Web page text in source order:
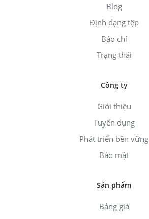
Blog
Định dạng tệp
Báo chí
Trạng thái
Công ty
Giới thiệu
Tuyển dụng
Phát triển bền vững
Bảo mật
Sản phẩm
Bảng giá